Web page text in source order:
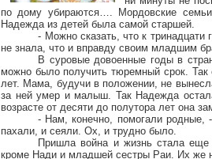
по дому убираются…. Мордовские
Надежда из детей была самой старшей.
- Можно сказать, что к
не знала, что и вправду своим младшим
В суровые довоенные годы в
можно было получить тюремный срок.
лет. Мама, будучи в положении, не
за ней умер и малыш. Так Надежда
возрасте от десяти до полутора лет она
- Нам, конечно, помогали родные,
пахали, и сеяли. Ох, и трудно было.
Пришла война и жизнь стала
кроме Нади и младшей сестры Раи. Их же